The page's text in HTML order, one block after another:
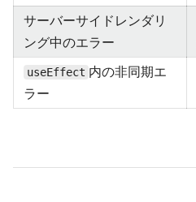
サーバーサイドレンダリ
ング中のエラー
useEffect 内の非同期エ
ラー